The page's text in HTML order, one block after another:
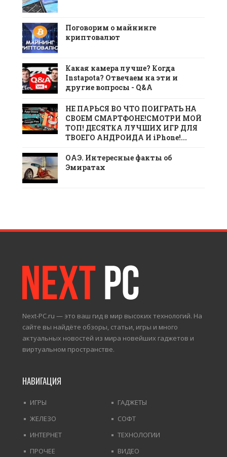
Поговорим о майнинге
криптовалют
Какая камера лучше? Когда
Instapota? Отвечаем на эти и
другие вопросы - Q&A
НЕ ПАРЬСЯ ВО ЧТО ПОИГРАТЬ НА
СВОЕМ СМАРТФОНЕ!СМОТРИ МОЙ
ТОП! ДЕСЯТКА ЛУЧШИХ ИГР ДЛЯ
ТВОЕГО АНДРОИДА И iPhone!...
ОАЭ. Интересные факты об
Эмиратах
Next-PC.ru — это ваш гид в мир высоких технологий. На
сайте вы найдёте обзоры, статьи, игры и много
актуальных новостей из мира новейших гаджетов и
виртуальном пространстве.
НАВИГАЦИЯ
ИГРЫ
ГАДЖЕТЫ
ЖЕЛЕЗО
СОФТ
ИНТЕРНЕТ
ТЕХНОЛОГИИ
ПРОЧЕЕ
ВИДЕО